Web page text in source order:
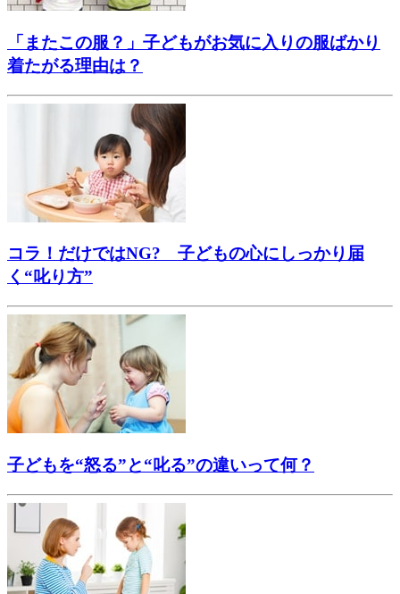
「またこの服？」子どもがお気に入りの服ばかり
着たがる理由は？
コラ！だけではNG? 子どもの心にしっかり届
く“叱り方”
子どもを“怒る”と“叱る”の違いって何？